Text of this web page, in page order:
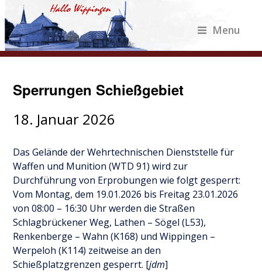
Menu
Sperrungen Schießgebiet
18. Januar 2026
Das Gelände der Wehrtechnischen Dienststelle für
Waffen und Munition (WTD 91) wird zur
Durchführung von Erprobungen wie folgt gesperrt:
Vom Montag, dem 19.01.2026 bis Freitag 23.01.2026
von 08:00 – 16:30 Uhr werden die Straßen
Schlagbrückener Weg, Lathen – Sögel (L53),
Renkenberge – Wahn (K168) und Wippingen –
Werpeloh (K114) zeitweise an den
Schießplatzgrenzen gesperrt. [jdm]